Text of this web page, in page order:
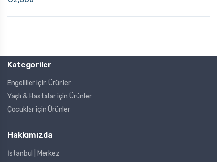
Kategoriler
Engelliler için Ürünler
Yaşlı & Hastalar için Ürünler
Çocuklar için Ürünler
Hakkımızda
İstanbul | Merkez